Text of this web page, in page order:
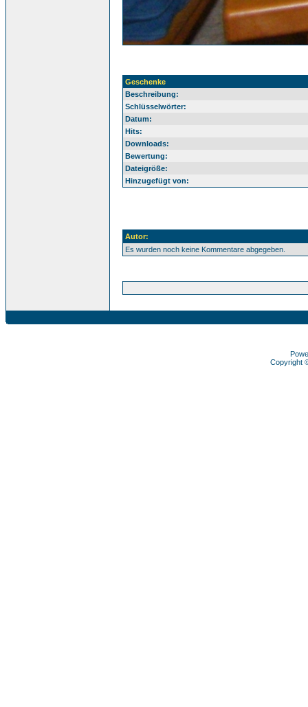
Geschenke
Beschreibung:
Schlüsselwörter:
Datum:
Hits:
Downloads:
Bewertung:
Dateigröße:
Hinzugefügt von:
Autor:
Es wurden noch keine Kommentare abgegeben.
Copyright